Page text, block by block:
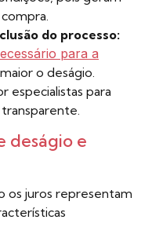
do processo:
para a
, maior o deságio.
especialistas para
deságio e
os juros representam